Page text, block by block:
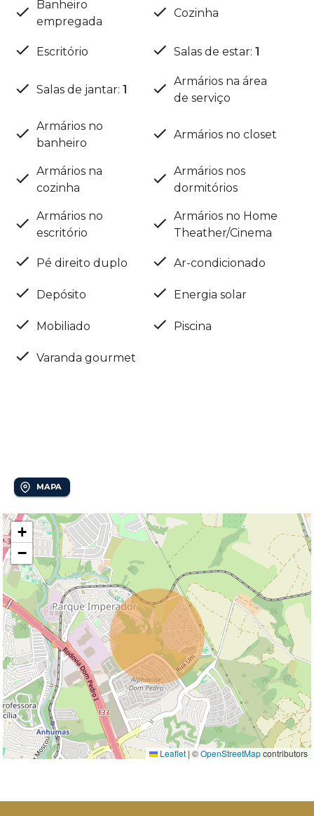
Banheiro
empregada
Cozinha
Escritório Salas de estar: 1
Salas de jantar: 1
Armários na área
de serviço
Armários no
banheiro
Armários no closet
Armários na
cozinha
Armários nos
dormitórios
Armários no
escritório
Armários no Home
Theather/Cinema
Pé direito duplo Ar-condicionado
Depósito Energia solar
Mobiliado Piscina
Varanda gourmet
MAPA
+
−
Leaflet | ©OpenStreetMapcontributors